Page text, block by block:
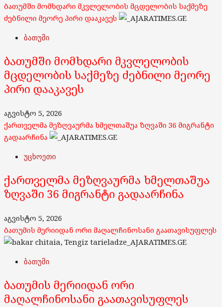
ბათუმში მომხდარი მკვლელობის მცდელობის საქმეზე
ძებნილი მეორე პირი დააკავეს
ბათუმი
ბათუმში მომხდარი მკვლელობის
მცდელობის საქმეზე ძებნილი მეორე
პირი დააკავეს
აგვისტო 5, 2026
ქართველმა მეზღვაურმა ხმელთაშუა ზღვაში 36 მიგრანტი
გადაარჩინა
უცხოეთი
ქართველმა მეზღვაურმა ხმელთაშუა
ზღვაში 36 მიგრანტი გადაარჩინა
აგვისტო 5, 2026
ბათუმის მერიიდან ორი მაღალჩინოსანი გაათავისუფლეს
ბათუმი
ბათუმის მერიიდან ორი
მაღალჩინოსანი გაათავისუფლეს